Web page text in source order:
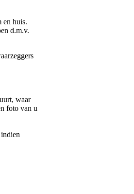
en huis.
d.m.v.
waar
foto van u